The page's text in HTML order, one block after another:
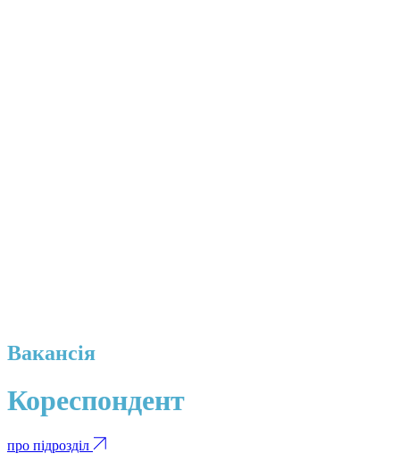
Вакансія
Кореспондент
про підрозділ